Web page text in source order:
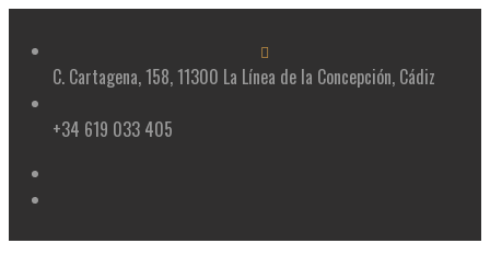
contentC. Cartagena, 158, 11300 La Línea de la Concepción, Cádiz
+34 619 033 405